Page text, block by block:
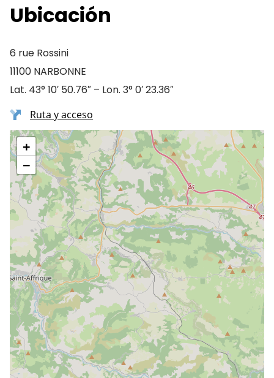
Ubicación
6 rue Rossini
11100 NARBONNE
Lat. 43° 10′ 50.76″ – Lon. 3° 0′ 23.36″
Ruta y acceso
+
−